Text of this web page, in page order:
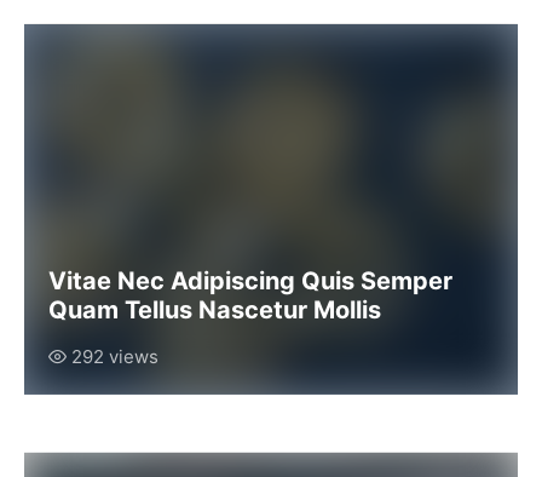
Vitae Nec Adipiscing Quis Semper
Quam Tellus Nascetur Mollis
292 views